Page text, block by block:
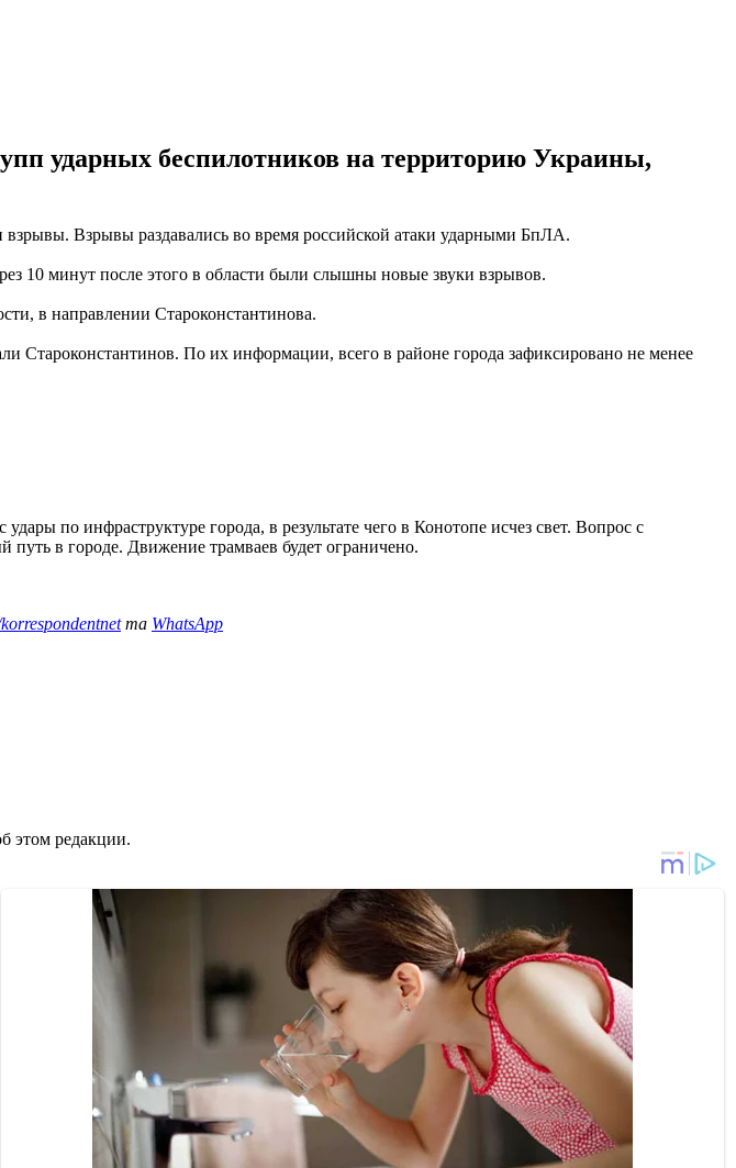
ударных беспилотников на территорию Украины,
взрывы. Взрывы раздавались во время российской атаки ударными БпЛА.
10 минут после этого в области были слышны новые звуки взрывов.
в направлении Староконстантинова.
Староконстантинов. По их информации, всего в районе города зафиксировано не менее
по инфраструктуре города, в результате чего в Конотопе исчез свет. Вопрос с
в городе. Движение трамваев будет ограничено.
та WhatsApp
этом редакции.